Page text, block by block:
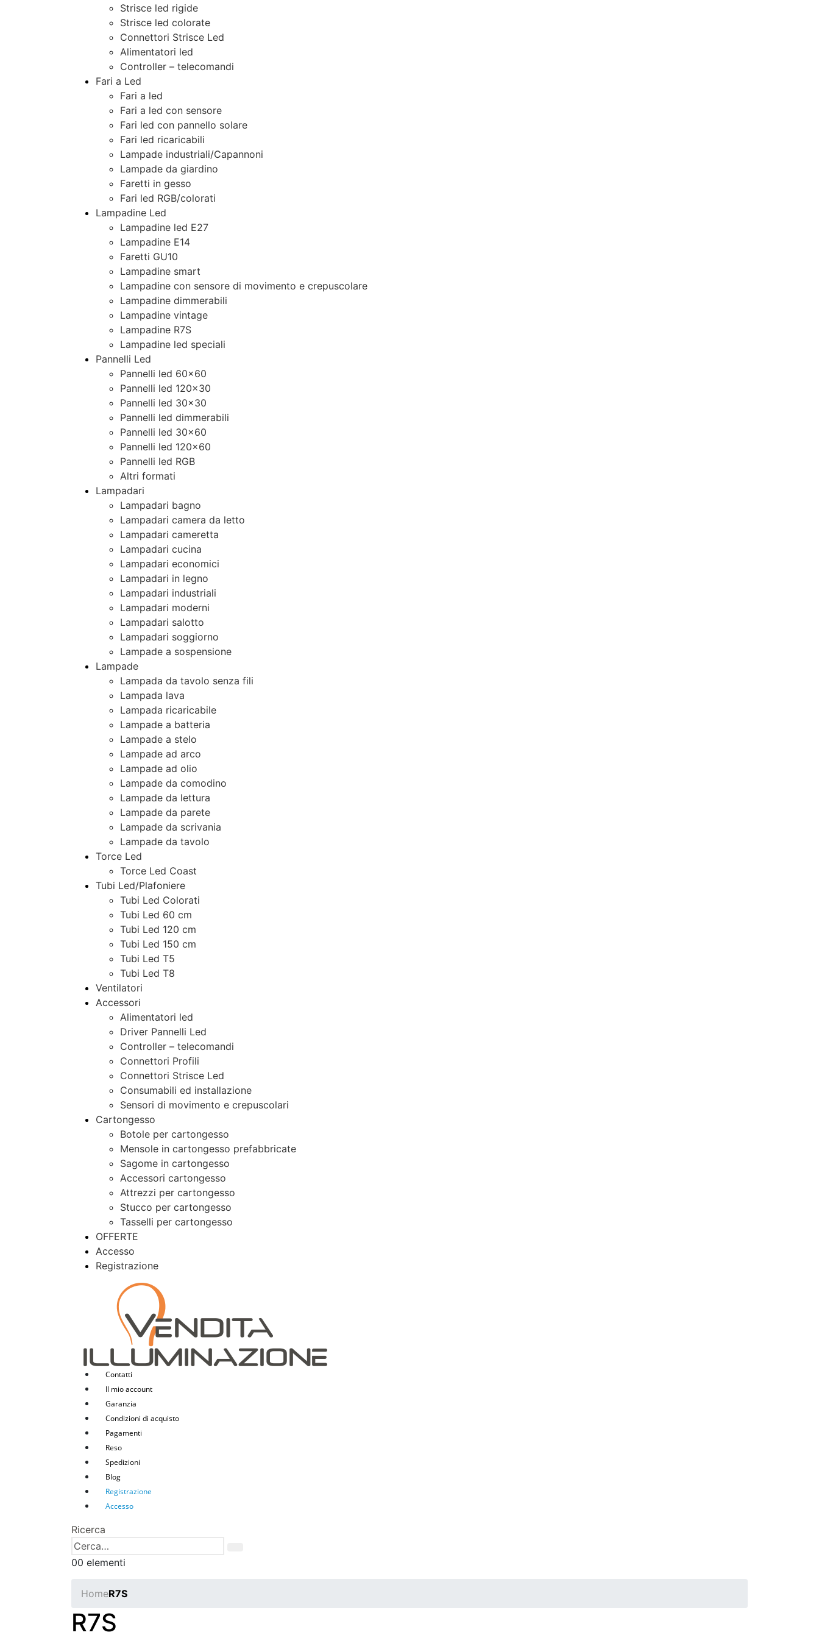
Strisce led rigide
Strisce led colorate
Connettori Strisce Led
Alimentatori led
Controller – telecomandi
Fari a Led
Fari a led
Fari a led con sensore
Fari led con pannello solare
Fari led ricaricabili
Lampade industriali/Capannoni
Lampade da giardino
Faretti in gesso
Fari led RGB/colorati
Lampadine Led
Lampadine led E27
Lampadine E14
Faretti GU10
Lampadine smart
Lampadine con sensore di movimento e crepuscolare
Lampadine dimmerabili
Lampadine vintage
Lampadine R7S
Lampadine led speciali
Pannelli Led
Pannelli led 60×60
Pannelli led 120×30
Pannelli led 30×30
Pannelli led dimmerabili
Pannelli led 30×60
Pannelli led 120×60
Pannelli led RGB
Altri formati
Lampadari
Lampadari bagno
Lampadari camera da letto
Lampadari cameretta
Lampadari cucina
Lampadari economici
Lampadari in legno
Lampadari industriali
Lampadari moderni
Lampadari salotto
Lampadari soggiorno
Lampade a sospensione
Lampade
Lampada da tavolo senza fili
Lampada lava
Lampada ricaricabile
Lampade a batteria
Lampade a stelo
Lampade ad arco
Lampade ad olio
Lampade da comodino
Lampade da lettura
Lampade da parete
Lampade da scrivania
Lampade da tavolo
Torce Led
Torce Led Coast
Tubi Led/Plafoniere
Tubi Led Colorati
Tubi Led 60 cm
Tubi Led 120 cm
Tubi Led 150 cm
Tubi Led T5
Tubi Led T8
Ventilatori
Accessori
Alimentatori led
Driver Pannelli Led
Controller – telecomandi
Connettori Profili
Connettori Strisce Led
Consumabili ed installazione
Sensori di movimento e crepuscolari
Cartongesso
Botole per cartongesso
Mensole in cartongesso prefabbricate
Sagome in cartongesso
Accessori cartongesso
Attrezzi per cartongesso
Stucco per cartongesso
Tasselli per cartongesso
OFFERTE
Accesso
Registrazione
Contatti
Il mio account
Garanzia
Condizioni di acquisto
Pagamenti
Reso
Spedizioni
Blog
Registrazione
Accesso
Ricerca
00 elementi
HomeR7S
R7S